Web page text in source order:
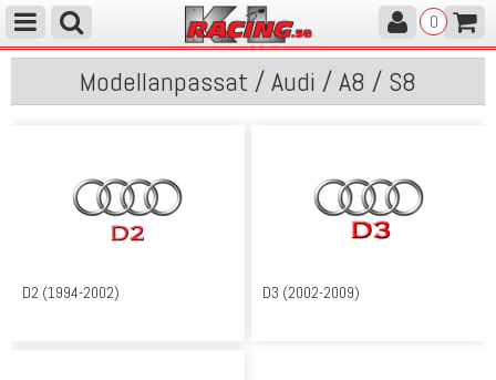
0
Modellanpassat / Audi / A8 / S8
D2 (1994-2002) D3 (2002-2009)